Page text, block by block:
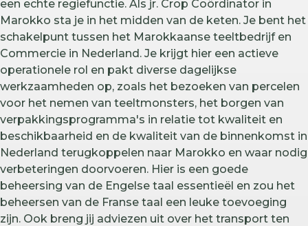
een echte regiefunctie. Als jr. Crop Coördinator in
Marokko sta je in het midden van de keten. Je bent het
schakelpunt tussen het Marokkaanse teeltbedrijf en
Commercie in Nederland. Je krijgt hier een actieve
operationele rol en pakt diverse dagelijkse
werkzaamheden op, zoals het bezoeken van percelen
voor het nemen van teeltmonsters, het borgen van
verpakkingsprogramma's in relatie tot kwaliteit en
beschikbaarheid en de kwaliteit van de binnenkomst in
Nederland terugkoppelen naar Marokko en waar nodig
verbeteringen doorvoeren. Hier is een goede
beheersing van de Engelse taal essentieël en zou het
beheersen van de Franse taal een leuke toevoeging
zijn. Ook breng jij adviezen uit over het transport ten